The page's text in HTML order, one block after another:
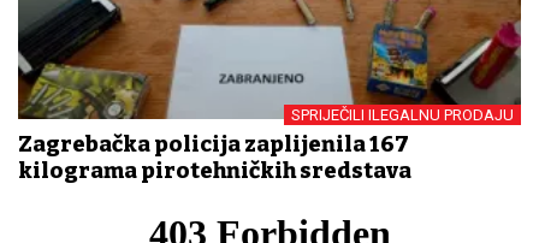
SPRIJEČILI ILEGALNU PRODAJU
Zagrebačka policija zaplijenila 167
kilograma pirotehničkih sredstava